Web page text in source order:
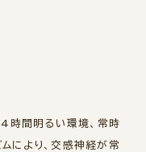
時間明るい環境、常時
により、交感神経が常